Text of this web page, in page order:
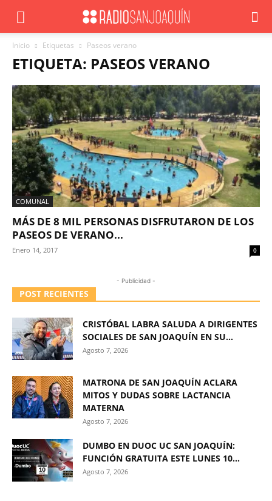
Inicio Etiquetas Paseos verano
ETIQUETA: PASEOS VERANO
COMUNAL
MÁS DE 8 MIL PERSONAS DISFRUTARON DE LOS
PASEOS DE VERANO...
Enero 14, 2017 0
- Publicidad -
POST RECIENTES
CRISTÓBAL LABRA SALUDA A DIRIGENTES
SOCIALES DE SAN JOAQUÍN EN SU...
Agosto 7, 2026
MATRONA DE SAN JOAQUÍN ACLARA
MITOS Y DUDAS SOBRE LACTANCIA
MATERNA
Agosto 7, 2026
DUMBO EN DUOC UC SAN JOAQUÍN:
FUNCIÓN GRATUITA ESTE LUNES 10...
Agosto 7, 2026